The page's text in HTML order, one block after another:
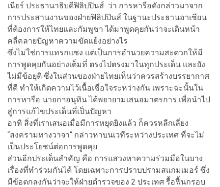
เนียร์ ประธานาธิบดีฟิลิปปินส์ ว่า การหารือดังกล่าวมาจาก
การประสานงานของฝ่ายฟิลิปปินส์ ในฐานะประธานอาเซียน
ที่ต้องการให้ไทยและกัมพูชา ได้มาพูดคุยกันว่าจะเดินหน้า
คลี่คลายปัญหาความขัดแย้งอย่างไร
ซึ่งไม่ใช่การแทรกแซง แต่เป็นการอำนวยความสะดวกให้มี
การพูดคุยกันอย่างเต็มที่ ตรงไปตรงมาในทุกประเด็น และยัง
ไม่มีข้อยุติ ซึ่งในส่วนของฝ่ายไทยเห็นว่าควรสร้างบรรยากาศ
ที่ดี ทำให้เกิดความไว้เนื้อเชื่อใจระหว่างกัน เพราะฉะนั้นใน
การหารือ นายกฯอนุทิน ได้พยายามเสนอมาตรการ เพื่อนำไป
สู่การแก้ไขประเด็นที่เป็นปัญหา
อาทิ สิ่งที่เราเสนอเมื่อมีการหยุดยิงแล้ว ก็ควรหลีกเลี่ยง
“สงครามทางวาจา“ กล่าวหาบนเวทีระหว่างประเทศ ที่จะไม่
เป็นประโยชน์ต่อการพูดคุย
ส่วนอีกประเด็นสำคัญ คือ การแสวงหาความร่วมมือในบาง
เรื่องที่ทำร่วมกันได้ โดยเฉพาะการปราบปรามสแกมเมอร์ ซึ่ง
มีข้อตกลงกันว่าจะให้ฝ่ายตำรวจของ 2 ประเทศ รื้อฟื้นกรอบ